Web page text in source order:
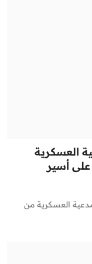
العسكرية
أسير
العسكرية من